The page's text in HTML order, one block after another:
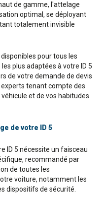
de gamme, l'attelage
optimal, se déployant
totalement invisible
pour tous les
plus adaptées à votre ID 5
de votre demande de devis
tenant compte des
et de vos habitudes
de votre ID 5
ID 5 nécessite un faisceau
recommandé par
de toutes les
voiture, notamment les
dispositifs de sécurité.